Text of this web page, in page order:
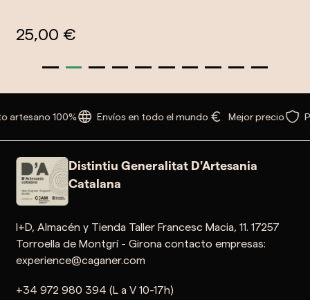
25,00 €
artesano 100% Envíos en todo el mundo Mejor precio
Distintiu Generalitat D'Artesania
Catalana
I+D, Almacén y Tienda Taller Francesc Macia, 11. 17257
Torroella de Montgrí - Girona contacto empresas:
experience@caganer.com
+34 972 980 394 (L a V 10-17h)